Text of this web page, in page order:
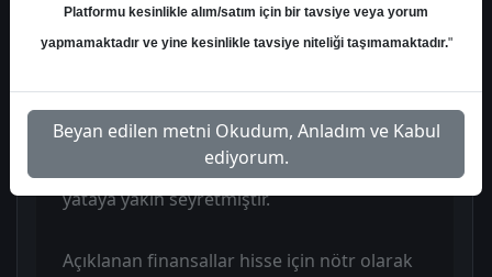
2024 yılında 154 milyon TL net kâr elde
edilmişti. Operasyonel kârlılığın
nedeniyle net kâr beklentinin hafif üzerinde
oluşmuştur. 4Ç25 döneminde net gelirler
reel olarak yıllık %1 artarken faaliyet kârı
yataya yakın seyretmiştir.
Açıklanan finansallar hisse için nötr olarak
Platformu kesinlikle alım/satım için bir tavsiye veya yorum
yapmamaktadır ve yine kesinlikle tavsiye niteliği taşımamaktadır."
Beyan edilen metni Okudum, Anladım ve Kabul
ediyorum.